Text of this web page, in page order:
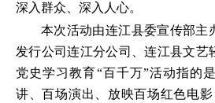
深入群众、深入人心。
本次活动由连江县委宣传部主
发行公司连江分公司、连江县文艺
党史学习教育“百千万”活动指的
讲、百场演出、放映百场红色电